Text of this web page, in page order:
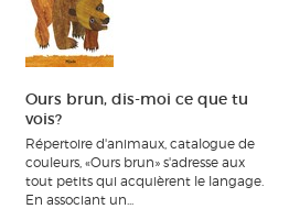
Ours brun, dis-moi ce que tu
vois?
Répertoire d'animaux, catalogue de
couleurs, «Ours brun» s'adresse aux
tout petits qui acquièrent le langage.
En associant un...